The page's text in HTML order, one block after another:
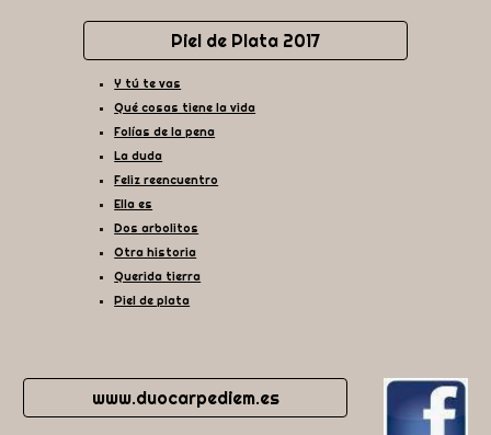
Piel de Plata 2017
Y tú te vas
Qué cosas tiene la vida
Folías de la pena
La duda
Feliz reencuentro
Ella es
Dos arbolitos
Otra historia
Querida tierra
Piel de plata
www.duocarpediem.es